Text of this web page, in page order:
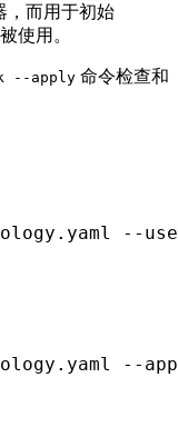
，而用于初始
使用。
--apply 命令检查和
--
--